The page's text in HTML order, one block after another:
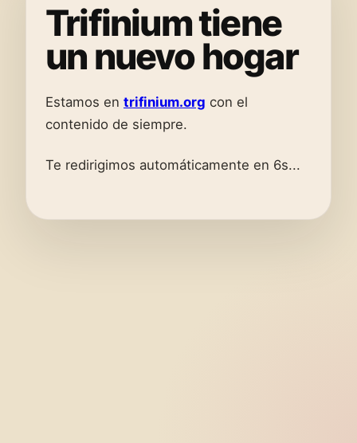
Trifinium tiene
un nuevo hogar
Estamos en trifinium.org con el
contenido de siempre.
Te redirigimos automáticamente en 6s...